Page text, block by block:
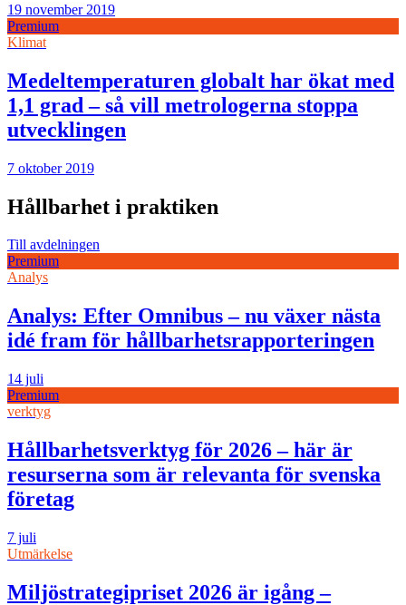
19 november 2019
Premium
Klimat
Medeltemperaturen globalt har ökat med
1,1 grad – så vill metrologerna stoppa
utvecklingen
7 oktober 2019
Hållbarhet i praktiken
Till avdelningen
Premium
Analys
Analys: Efter Omnibus – nu växer nästa
idé fram för hållbarhetsrapporteringen
14 juli
Premium
verktyg
Hållbarhetsverktyg för 2026 – här är
resurserna som är relevanta för svenska
företag
7 juli
Utmärkelse
Miljöstrategipriset 2026 är igång –